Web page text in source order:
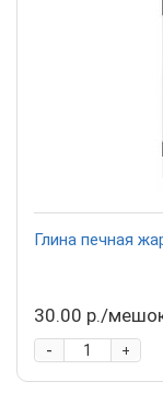
Глина печная
30.00 р./
+
-